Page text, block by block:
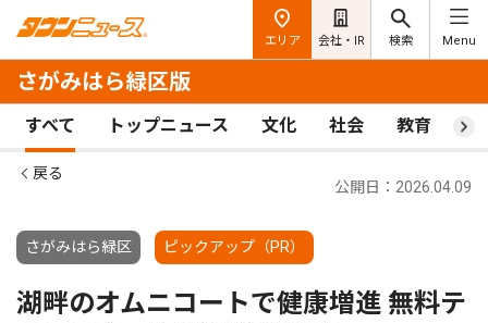
エリア 会社・IR 検索 Menu
さがみはら緑区版
すべて トップニュース 文化 社会 教育 ス
戻る
さがみはら緑区 ピックアップ（PR）
公開日：2026.04.09
湖畔のオムニコートで健康増進 無料テ